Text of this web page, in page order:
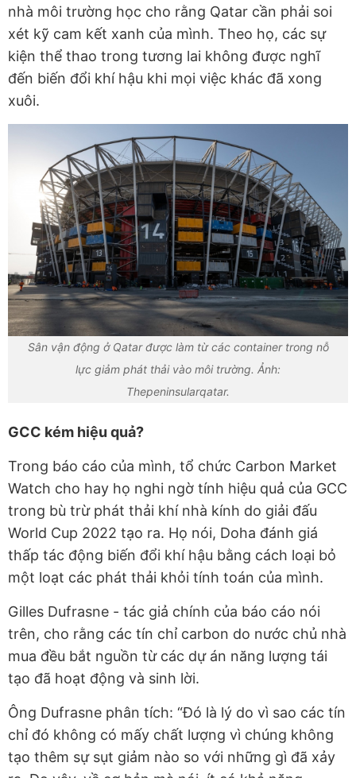
nhà môi trường học cho rằng Qatar cần phải soi
xét kỹ cam kết xanh của mình. Theo họ, các sự
kiện thể thao trong tương lai không được nghĩ
đến biến đổi khí hậu khi mọi việc khác đã xong
xuôi.
Sân vận động ở Qatar được làm từ các container trong nỗ
lực giảm phát thải vào môi trường. Ảnh:
Thepeninsularqatar.
GCC kém hiệu quả?
Trong báo cáo của mình, tổ chức Carbon Market
Watch cho hay họ nghi ngờ tính hiệu quả của GCC
trong bù trừ phát thải khí nhà kính do giải đấu
World Cup 2022 tạo ra. Họ nói, Doha đánh giá
thấp tác động biến đổi khí hậu bằng cách loại bỏ
một loạt các phát thải khỏi tính toán của mình.
Gilles Dufrasne - tác giả chính của báo cáo nói
trên, cho rằng các tín chỉ carbon do nước chủ nhà
mua đều bắt nguồn từ các dự án năng lượng tái
tạo đã hoạt động và sinh lời.
Ông Dufrasne phân tích: “Đó là lý do vì sao các tín
chỉ đó không có mấy chất lượng vì chúng không
tạo thêm sự sụt giảm nào so với những gì đã xảy